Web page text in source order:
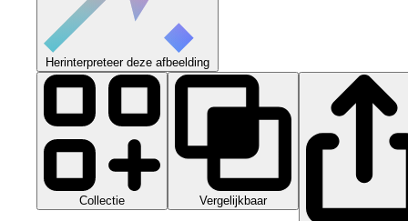
Herinterpreteer deze afbeelding
Collectie Vergelijkbaar